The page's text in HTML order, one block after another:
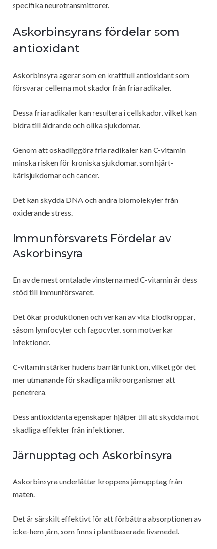
specifika neurotransmittorer.
Askorbinsyrans fördelar som
antioxidant
Askorbinsyra agerar som en kraftfull antioxidant som
försvarar cellerna mot skador från fria radikaler.
Dessa fria radikaler kan resultera i cellskador, vilket kan
bidra till åldrande och olika sjukdomar.
Genom att oskadliggöra fria radikaler kan C-vitamin
minska risken för kroniska sjukdomar, som hjärt-
kärlsjukdomar och cancer.
Det kan skydda DNA och andra biomolekyler från
oxiderande stress.
Immunförsvarets Fördelar av
Askorbinsyra
En av de mest omtalade vinsterna med C-vitamin är dess
stöd till immunförsvaret.
Det ökar produktionen och verkan av vita blodkroppar,
såsom lymfocyter och fagocyter, som motverkar
infektioner.
C-vitamin stärker hudens barriärfunktion, vilket gör det
mer utmanande för skadliga mikroorganismer att
penetrera.
Dess antioxidanta egenskaper hjälper till att skydda mot
skadliga effekter från infektioner.
Järnupptag och Askorbinsyra
Askorbinsyra underlättar kroppens järnupptag från
maten.
Det är särskilt effektivt för att förbättra absorptionen av
icke-hem järn, som finns i plantbaserade livsmedel.